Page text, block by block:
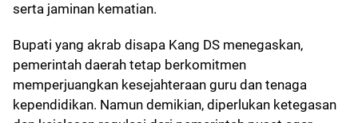
serta jaminan kematian.
Bupati yang akrab disapa Kang DS menegaskan,
pemerintah daerah tetap berkomitmen
memperjuangkan kesejahteraan guru dan tenaga
kependidikan. Namun demikian, diperlukan ketegasan